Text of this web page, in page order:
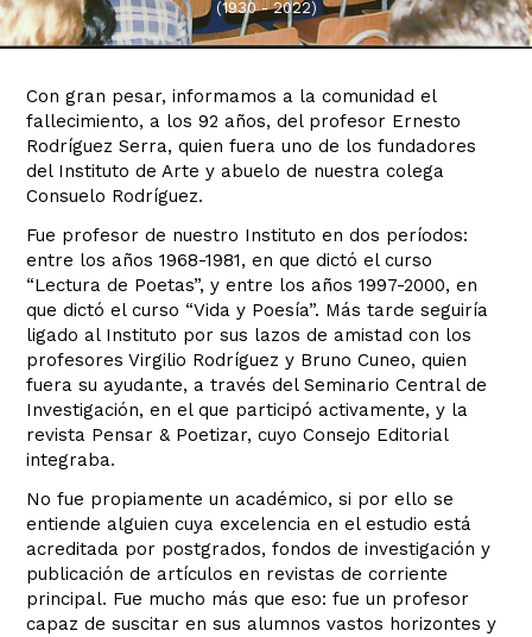
(1930 - 2022)
Con gran pesar, informamos a la comunidad el
fallecimiento, a los 92 años, del profesor Ernesto
Rodríguez Serra, quien fuera uno de los fundadores
del Instituto de Arte y abuelo de nuestra colega
Consuelo Rodríguez.
Fue profesor de nuestro Instituto en dos períodos:
entre los años 1968-1981, en que dictó el curso
“Lectura de Poetas”, y entre los años 1997-2000, en
que dictó el curso “Vida y Poesía”. Más tarde seguiría
ligado al Instituto por sus lazos de amistad con los
profesores Virgilio Rodríguez y Bruno Cuneo, quien
fuera su ayudante, a través del Seminario Central de
Investigación, en el que participó activamente, y la
revista Pensar & Poetizar, cuyo Consejo Editorial
integraba.
No fue propiamente un académico, si por ello se
entiende alguien cuya excelencia en el estudio está
acreditada por postgrados, fondos de investigación y
publicación de artículos en revistas de corriente
principal. Fue mucho más que eso: fue un profesor
capaz de suscitar en sus alumnos vastos horizontes y